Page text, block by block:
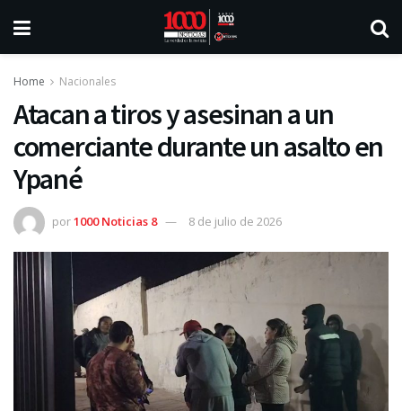
Home Nacionales
Atacan a tiros y asesinan a un
comerciante durante un asalto en
Ypané
por1000 Noticias 8 8 de julio de 2026